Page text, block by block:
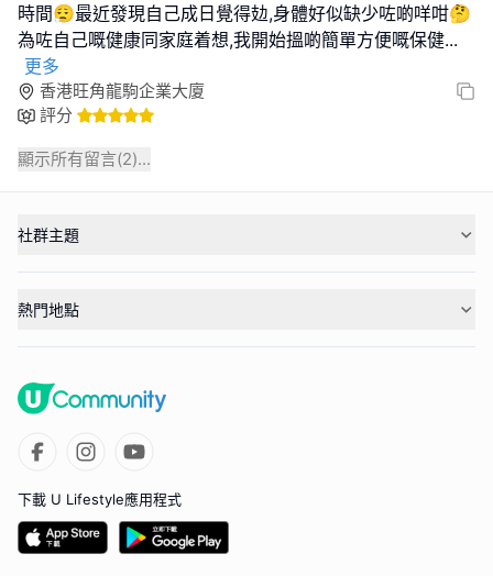
時間😮‍💨最近發現自己成日覺得攰,身體好似缺少咗啲咩咁🤔
為咗自己嘅健康同家庭着想,我開始搵啲簡單方便嘅保健...
更多
香港旺角龍駒企業大廈
評分
顯示所有留言(2)...
社群主題
熱門地點
下載 U Lifestyle應用程式